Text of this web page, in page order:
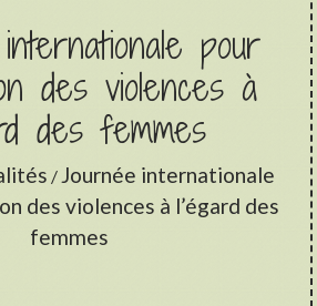
pour
des violences à
des femmes
/ Journée internationale
des violences à l’égard des
femmes